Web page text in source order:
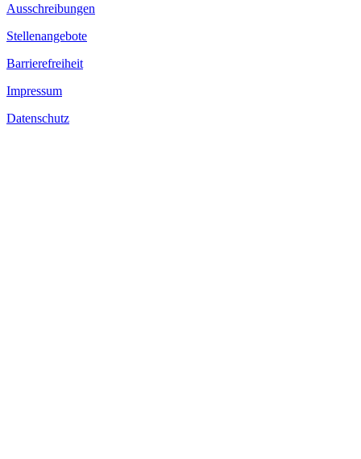
Ausschreibungen
Stellenangebote
Barrierefreiheit
Impressum
Datenschutz